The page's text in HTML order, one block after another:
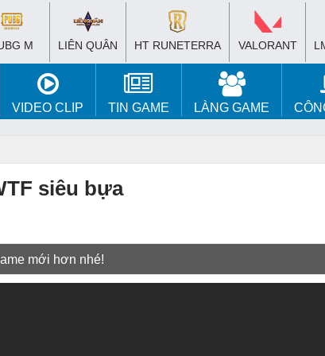
M LIÊN QUÂN HT RUNETERRA VALORANT
VIDEO CLIP TIN GAME LÀNG GAME
siêu bựa
mới hơn nhé!